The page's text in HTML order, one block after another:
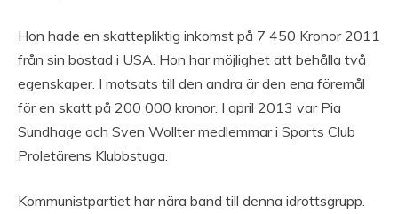
Hon hade en skattepliktig inkomst på 7 450 Kronor 2011
från sin bostad i USA. Hon har möjlighet att behålla två
egenskaper. I motsats till den andra är den ena föremål
för en skatt på 200 000 kronor. I april 2013 var Pia
Sundhage och Sven Wollter medlemmar i Sports Club
Proletärens Klubbstuga.
Kommunistpartiet har nära band till denna idrottsgrupp.